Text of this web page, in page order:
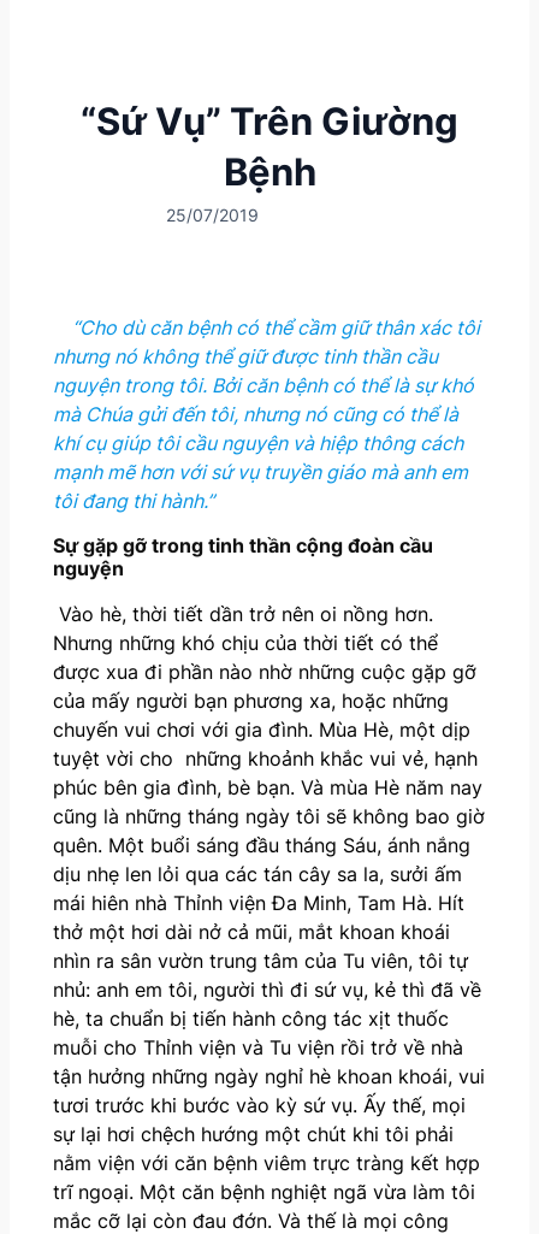
“Sứ Vụ” Trên Giường
Bệnh
25/07/2019
“Cho dù căn bệnh có thể cầm giữ thân xác tôi
nhưng nó không thể giữ được tinh thần cầu
nguyện trong tôi. Bởi căn bệnh có thể là sự khó
mà Chúa gửi đến tôi, nhưng nó cũng có thể là
khí cụ giúp tôi cầu nguyện và hiệp thông cách
mạnh mẽ hơn với sứ vụ truyền giáo mà anh em
tôi đang thi hành.”
Sự gặp gỡ trong tinh thần cộng đoàn cầu
nguyện
Vào hè, thời tiết dần trở nên oi nồng hơn.
Nhưng những khó chịu của thời tiết có thể
được xua đi phần nào nhờ những cuộc gặp gỡ
của mấy người bạn phương xa, hoặc những
chuyến vui chơi với gia đình. Mùa Hè, một dịp
tuyệt vời cho những khoảnh khắc vui vẻ, hạnh
phúc bên gia đình, bè bạn. Và mùa Hè năm nay
cũng là những tháng ngày tôi sẽ không bao giờ
quên. Một buổi sáng đầu tháng Sáu, ánh nắng
dịu nhẹ len lỏi qua các tán cây sa la, sưởi ấm
mái hiên nhà Thỉnh viện Đa Minh, Tam Hà. Hít
thở một hơi dài nở cả mũi, mắt khoan khoái
nhìn ra sân vườn trung tâm của Tu viên, tôi tự
nhủ: anh em tôi, người thì đi sứ vụ, kẻ thì đã về
hè, ta chuẩn bị tiến hành công tác xịt thuốc
muỗi cho Thỉnh viện và Tu viện rồi trở về nhà
tận hưởng những ngày nghỉ hè khoan khoái, vui
tươi trước khi bước vào kỳ sứ vụ. Ấy thế, mọi
sự lại hơi chệch hướng một chút khi tôi phải
nằm viện với căn bệnh viêm trực tràng kết hợp
trĩ ngoại. Một căn bệnh nghiệt ngã vừa làm tôi
mắc cỡ lại còn đau đớn. Và thế là mọi công